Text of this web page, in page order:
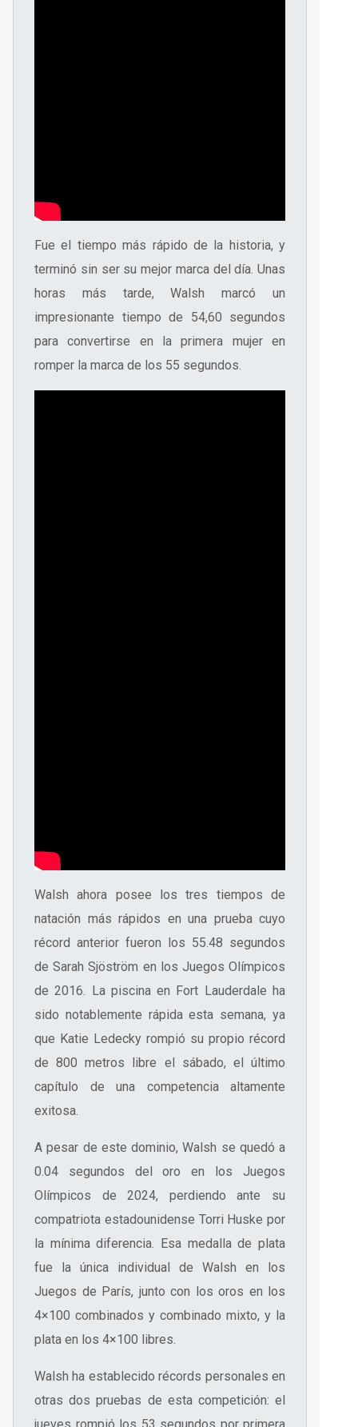
Fue el tiempo más rápido de la historia, y
terminó sin ser su mejor marca del día. Unas
horas más tarde, Walsh marcó un
impresionante tiempo de 54,60 segundos
para convertirse en la primera mujer en
romper la marca de los 55 segundos.
Walsh ahora posee los tres tiempos de
natación más rápidos en una prueba cuyo
récord anterior fueron los 55.48 segundos
de Sarah Sjöström en los Juegos Olímpicos
de 2016. La piscina en Fort Lauderdale ha
sido notablemente rápida esta semana, ya
que Katie Ledecky rompió su propio récord
de 800 metros libre el sábado, el último
capítulo de una competencia altamente
exitosa.
A pesar de este dominio, Walsh se quedó a
0.04 segundos del oro en los Juegos
Olímpicos de 2024, perdiendo ante su
compatriota estadounidense Torri Huske por
la mínima diferencia. Esa medalla de plata
fue la única individual de Walsh en los
Juegos de París, junto con los oros en los
4×100 combinados y combinado mixto, y la
plata en los 4×100 libres.
Walsh ha establecido récords personales en
otras dos pruebas de esta competición: el